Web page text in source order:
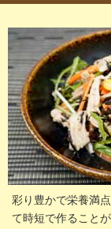
彩り豊かで栄養満
て時短で作ること